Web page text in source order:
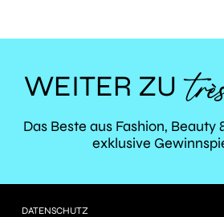
WEITER ZU
Das Beste aus Fashion, Beauty
exklusive
DATENSCHUTZ